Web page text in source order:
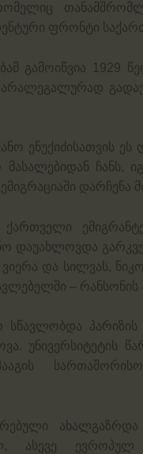
ფრონტი
გამოიწვია 1929
ენუქიძისათვის
ჩანს,
დარჩენა
დაუახლოვდა
და სილვას,
–
სწავლობდა
უნივერსიტეტის
ასევე ევროპულ